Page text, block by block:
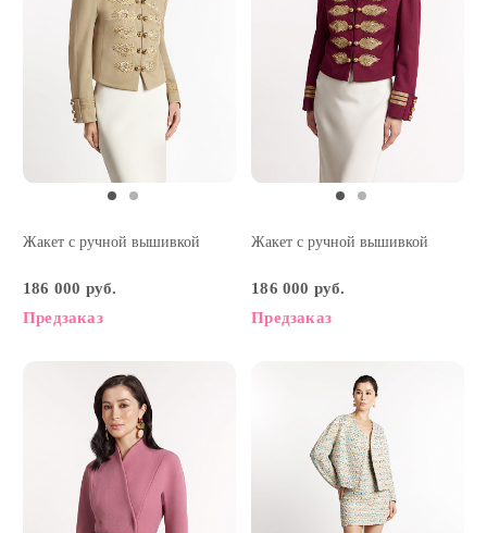
Наличие в бутиках
Жакет с ручной вышивкой
186 000 руб.
Предзаказ
Жакет с ручной вышивкой
186 000 руб.
Предзаказ